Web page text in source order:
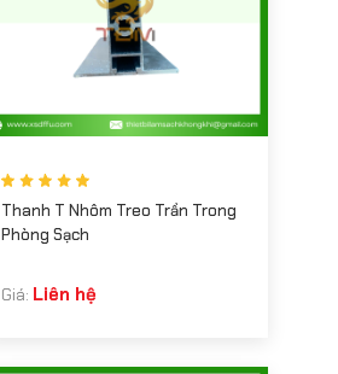
Thanh T Nhôm Treo Trần Trong
Phòng Sạch
Giá: Liên hệ